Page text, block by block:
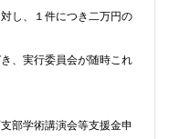
し、１件につき二万円の
、実行委員会が随時これ
部学術講演会等支援金申